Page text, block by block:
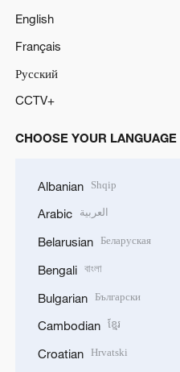
English
Français
Русский
CCTV+
CHOOSE YOUR LANGUAGE
Albanian Shqip
Arabic العربية
Belarusian Беларуская
Bengali বাংলা
Bulgarian Български
Cambodian ខ្មែរ
Croatian Hrvatski